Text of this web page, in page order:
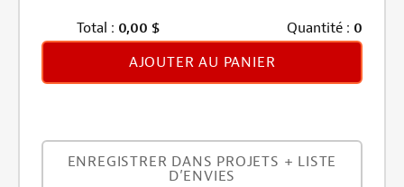
Total : 0,00 $ Quantité : 0
AJOUTER AU PANIER
ENREGISTRER DANS PROJETS + LISTE
D’ENVIES